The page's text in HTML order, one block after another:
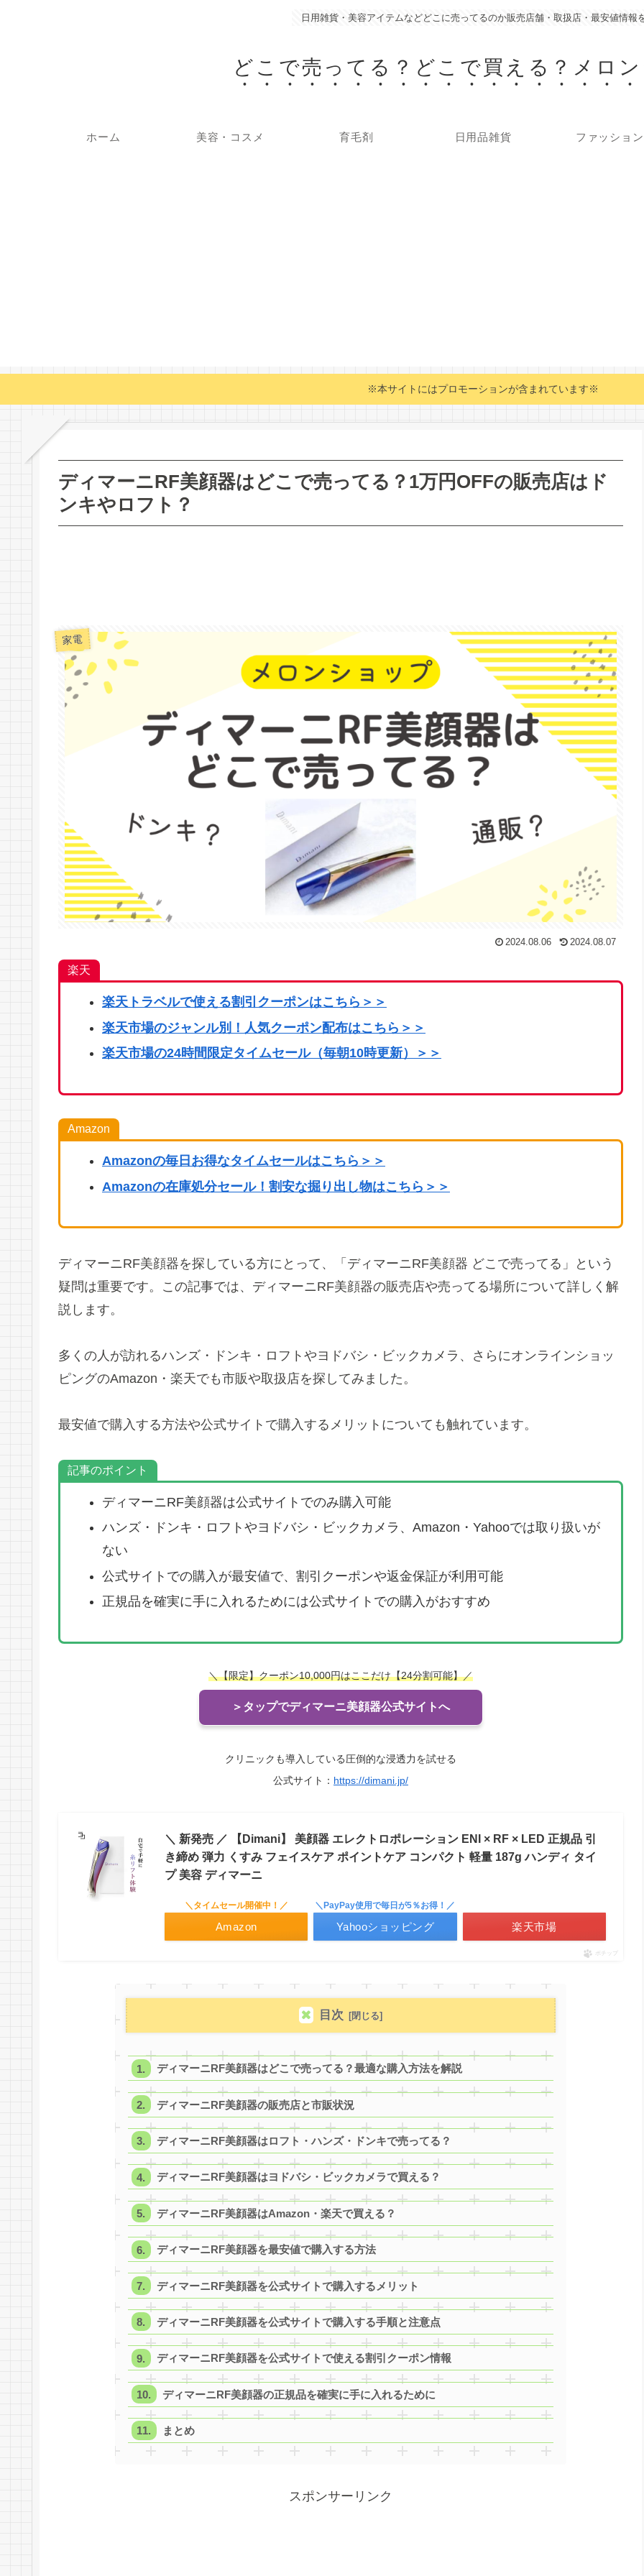
日用雑貨・美容アイテムなどどこに売ってるのか販売店舗・取扱店・最安値情報
どこで売ってる？どこで買える？メロ
ホーム 美容・コスメ 育毛剤 日用品雑貨 ファッション
※本サイトにはプロモーションが含まれています※
ディマーニRF美顔器はどこで売ってる？1万円OFFの販売店はド
ンキやロフト？
家電
2024.08.06 2024.08.07
楽天
楽天トラベルで使える割引クーポンはこちら ＞＞
楽天市場のジャンル別！人気クーポン配布はこちら＞＞
楽天市場の24時間限定タイムセール（毎朝10時更新）＞＞
Amazon
Amazonの毎日お得なタイムセールはこちら＞＞
Amazonの在庫処分セール！割安な掘り出し物はこちら＞＞
ディマーニRF美顔器を探している方にとって、「ディマーニRF美顔器 どこで売ってる」という
疑問は重要です。この記事では、ディマーニRF美顔器の販売店や売ってる場所について詳しく解
説します。
多くの人が訪れるハンズ・ドンキ・ロフトやヨドバシ・ビックカメラ、さらにオンラインショッ
ピングのAmazon・楽天でも市販や取扱店を探してみました。
最安値で購入する方法や公式サイトで購入するメリットについても触れています。
記事のポイント
ディマーニRF美顔器は公式サイトでのみ購入可能
ハンズ・ドンキ・ロフトやヨドバシ・ビックカメラ、Amazon・Yahooでは取り扱いが
ない
公式サイトでの購入が最安値で、割引クーポンや返金保証が利用可能
正規品を確実に手に入れるためには公式サイトでの購入がおすすめ
＼【限定】クーポン10,000円はここだけ【24分割可能】／
＞タップでディマーニ美顔器公式サイトへ
クリニックも導入している圧倒的な浸透力を試せる
公式サイト： https://dimani.jp/
＼ 新発売 ／ 【Dimani】 美顔器 エレクトロポレーション ENI × RF × LED 正規品 引
き締め 弾力 くすみ フェイスケア ポイントケア コンパクト 軽量 187g ハンディ タイ
プ 美容 ディマーニ
＼タイムセール開催中！／
Amazon 楽天市場
＼PayPay使用で毎日が5％お得！／
Yahooショッピング
ポチップ
目次
ディマーニRF美顔器はどこで売ってる？最適な購入方法を解説
ディマーニRF美顔器の販売店と市販状況
ディマーニRF美顔器はロフト・ハンズ・ドンキで売ってる？
ディマーニRF美顔器はヨドバシ・ビックカメラで買える？
ディマーニRF美顔器はAmazon・楽天で買える？
ディマーニRF美顔器を最安値で購入する方法
ディマーニRF美顔器を公式サイトで購入するメリット
ディマーニRF美顔器を公式サイトで購入する手順と注意点
ディマーニRF美顔器を公式サイトで使える割引クーポン情報
ディマーニRF美顔器の正規品を確実に手に入れるために
まとめ
スポンサーリンク